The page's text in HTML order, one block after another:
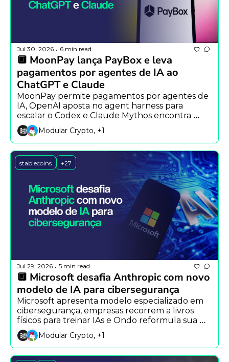
Jul 30, 2026 • 6 min read
🔲 MoonPay lança PayBox e leva
pagamentos por agentes de IA ao
ChatGPT e Claude
MoonPay permite pagamentos por agentes de
IA, OpenAI aposta no agent harness para
escalar o Codex e Claude Mythos encontra
falha inédita em criptografia pós-quântica.
Modular Crypto, +1
stablecoins +27
Jul 29, 2026 • 5 min read
🔲 Microsoft desafia Anthropic com novo
modelo de IA para cibersegurança
Microsoft apresenta modelo especializado em
cibersegurança, empresas recorrem a livros
físicos para treinar IAs e Ondo reformula sua
infraestrutura blockchain com a Ondo
Network.Modular Crypto, +1